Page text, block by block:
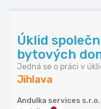
Úklid
bytových
Jedná se o práci v
Jihlava
Andulka services s.r.o.